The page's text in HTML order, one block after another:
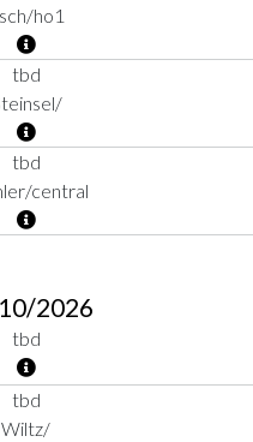
ho1
tbd
tbd
central
2026
tbd
tbd
Wiltz/